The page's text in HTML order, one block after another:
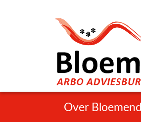
Over